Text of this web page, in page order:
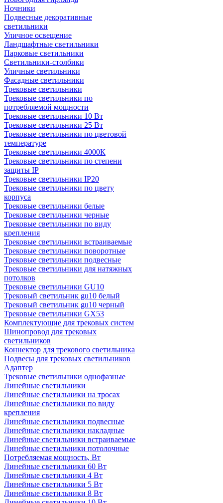
Ночники
Подвесные декоративные
светильники
Уличное освещение
Ландшафтные светильники
Парковые светильники
Светильники-столбики
Уличные светильники
Фасадные светильники
Трековые светильники
Трековые светильники по
потребляемой мощности
Трековые светильники 10 Вт
Трековые светильники 25 Вт
Трековые светильники по цветовой
температуре
Трековые светильники 4000К
Трековые светильники по степени
защиты IP
Трековые светильники IP20
Трековые светильники по цвету
корпуса
Трековые светильники белые
Трековые светильники черные
Трековые светильники по виду
крепления
Трековые светильники встраиваемые
Трековые светильники поворотные
Трековые светильники подвесные
Трековые светильники для натяжных
потолков
Трековые светильники GU10
Трековый светильник gu10 белый
Трековый светильник gu10 черный
Трековые светильники GX53
Комплектующие для трековых систем
Шинопровод для трековых
светильников
Коннектор для трекового светильника
Подвесы для трековых светильников
Адаптер
Трековые светильники однофазные
Линейные светильники
Линейные светильники на тросах
Линейные светильники по виду
крепления
Линейные светильники подвесные
Линейные светильники накладные
Линейные светильники встраиваемые
Линейные светильники потолочные
Потребляемая мощность, Вт
Линейные светильники 60 Вт
Линейные светильники 4 Вт
Линейные светильники 5 Вт
Линейные светильники 8 Вт